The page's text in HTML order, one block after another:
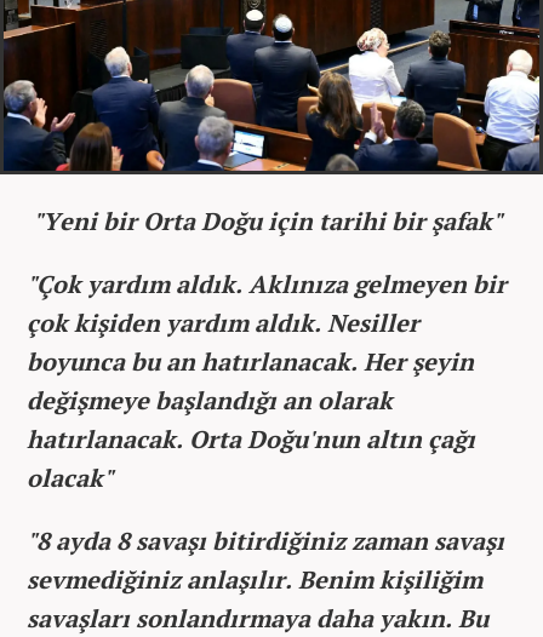
"Yeni bir Orta Doğu için tarihi bir şafak"
"Çok yardım aldık. Aklınıza gelmeyen bir
çok kişiden yardım aldık. Nesiller
boyunca bu an hatırlanacak. Her şeyin
değişmeye başlandığı an olarak
hatırlanacak. Orta Doğu'nun altın çağı
olacak"
"8 ayda 8 savaşı bitirdiğiniz zaman savaşı
sevmediğiniz anlaşılır. Benim kişiliğim
savaşları sonlandırmaya daha yakın. Bu